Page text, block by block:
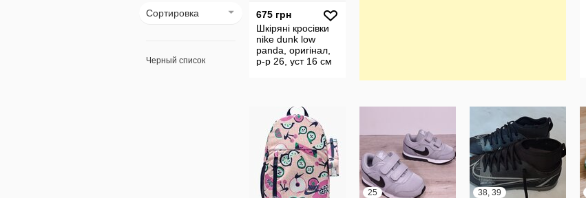
Сортировка
Черный список
675 грн
Шкіряні кросівки
nike dunk low
panda, оригінал,
р-р 26, уст 16 см
25 38, 39